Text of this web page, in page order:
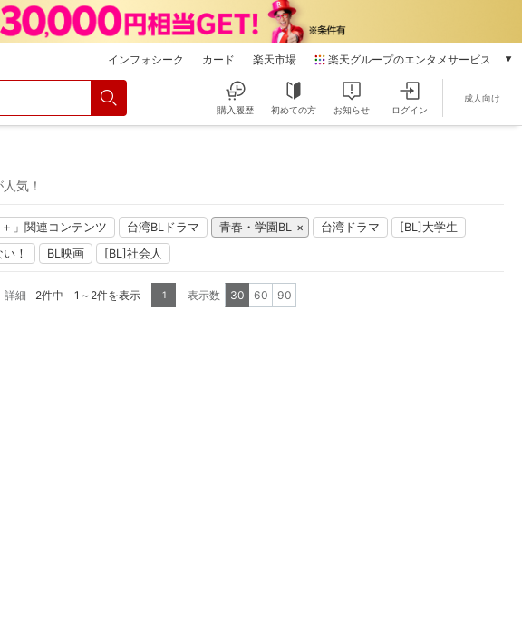
インフォシーク カード 楽天市場 楽天グループのエンタメサービス
本/ゲーム/CD/DVD
雑誌読み放題
楽天マガジン
動画配信
購入履歴 初めての方 お知らせ ログイン
成人向け
気！
」関連コンテンツ 台湾BLドラマ 青春・学園BL 台湾ドラマ
[BL]大学生
！ BL映画 [BL]社会人
詳細 2件中 1～2件を表示 1 表示数 30 60 90